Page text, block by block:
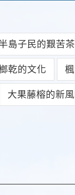
島子民的艱苦茶
乾的文化
大果藤榕的新